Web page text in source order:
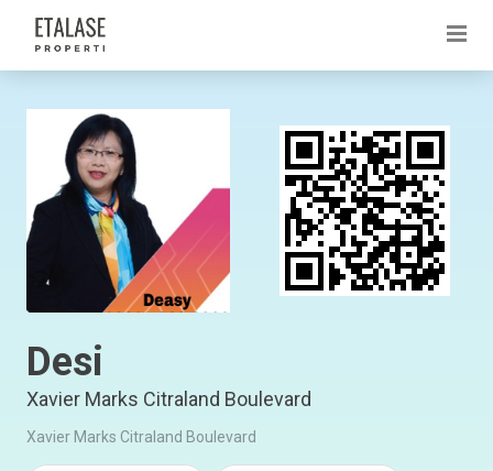
Desi
Xavier Marks Citraland Boulevard
Xavier Marks Citraland Boulevard